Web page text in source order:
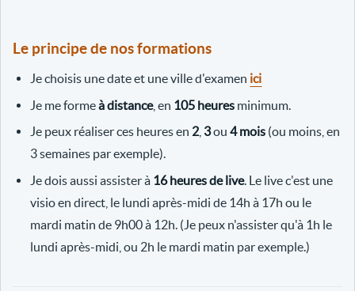
Le principe de nos formations
Je choisis une date et une ville d'examen ici
Je me formeà distance, en 105 heures minimum.
Je peux réaliser ces heures en 2 3ou4 mois (ou moins, en
3 semaines par exemple).
Je dois aussi assister à 16 heures de live. Le live c'est une
visio en direct, le lundi après-midi de 14h à 17h ou le
mardi matin de 9h00 à 12h. (Je peux n'assister qu'à 1h le
lundi après-midi, ou 2h le mardi matin par exemple.)